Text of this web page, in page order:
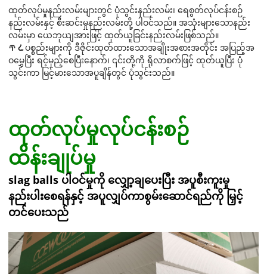
ထုတ်လုပ်မှုနည်းလမ်းများတွင် ပုံသွင်းနည်းလမ်း၊ ရေစွတ်လုပ်ငန်းစဉ်
နည်းလမ်းနှင့် စီးဆင်းမှုနည်းလမ်းတို့ ပါဝင်သည်။ အသုံးများသောနည်း
လမ်းမှာ ယေဘုယျအားဖြင့် ထုတ်ယူခြင်းနည်းလမ်းဖြစ်သည်။
ጥሬပစ္စည်းများကို ဒီဇိုင်းထုတ်ထားသောအချိုးအစားအတိုင်း အပြည့်အ
ဝမွှေပြီး ရင့်မှည့်စေပြီးနောက်၊ ၎င်းတို့ကို ရိုလာစက်ဖြင့် ထုတ်ယူပြီး ပုံ
သွင်းကာ မြင့်မားသောအပူချိန်တွင် ပုံသွင်းသည်။
ထုတ်လုပ်မှုလုပ်ငန်းစဉ်
ထိန်းချုပ်မှု
slag balls ပါဝင်မှုကို လျှော့ချပေးပြီး အပူစီးကူးမှု
နည်းပါးစေရန်နှင့် အပူလျှပ်ကာစွမ်းဆောင်ရည်ကို မြှင့်
တင်ပေးသည်